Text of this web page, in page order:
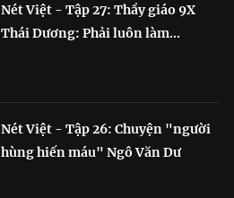
Nét Việt - Tập 27: Thầy giáo 9X
Thái Dương: Phải luôn làm...
Nét Việt - Tập 26: Chuyện "người
hùng hiến máu" Ngô Văn Dư